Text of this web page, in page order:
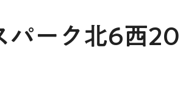
パーク北6西20